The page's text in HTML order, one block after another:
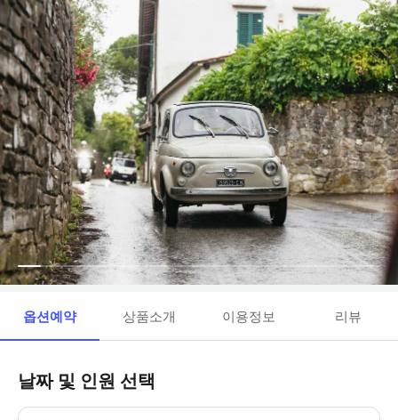
옵션예약 상품소개 이용정보 리뷰
날짜 및 인원 선택